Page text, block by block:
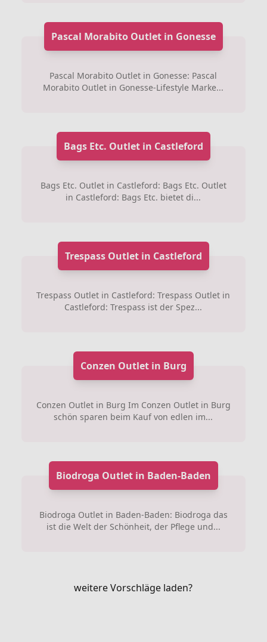
Pascal Morabito Outlet in Gonesse
Pascal Morabito Outlet in Gonesse: Pascal
Morabito Outlet in Gonesse-Lifestyle Marke...
Bags Etc. Outlet in Castleford
Bags Etc. Outlet in Castleford: Bags Etc. Outlet
in Castleford: Bags Etc. bietet di...
Trespass Outlet in Castleford
Trespass Outlet in Castleford: Trespass Outlet in
Castleford: Trespass ist der Spez...
Conzen Outlet in Burg
Conzen Outlet in Burg Im Conzen Outlet in Burg
schön sparen beim Kauf von edlen im...
Biodroga Outlet in Baden-Baden
Biodroga Outlet in Baden-Baden: Biodroga das
ist die Welt der Schönheit, der Pflege und...
weitere Vorschläge laden?